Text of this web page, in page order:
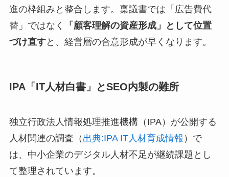
進の枠組みと整合します。稟議書では「広告費代
替」ではなく
「顧客理解の資産形成」として位置
づけ直すと、経営層の合意形成が早くなります。
IPA「IT人材白書」とSEO内製の難所
独立行政法人情報処理推進機構（IPA）が公開する
人材関連の調査（ 出典:IPA IT人材育成情報 ）で
は、中小企業のデジタル人材不足が継続課題とし
て整理されています。